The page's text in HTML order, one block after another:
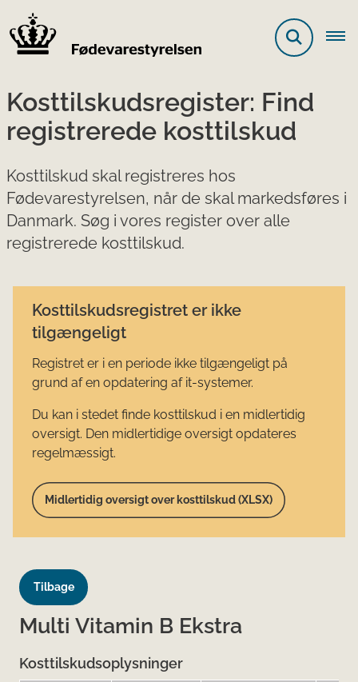
Kosttilskudsregister: Find
registrerede kosttilskud
Kosttilskud skal registreres hos
Fødevarestyrelsen, når de skal markedsføres i
Danmark. Søg i vores register over alle
registrerede kosttilskud.
Kosttilskudsregistret er ikke
tilgængeligt
Registret er i en periode ikke tilgængeligt på
grund af en opdatering af it-systemer.
Du kan i stedet finde kosttilskud i en midlertidig
oversigt. Den midlertidige oversigt opdateres
regelmæssigt.
Midlertidig oversigt over kosttilskud (XLSX)
Tilbage
Multi Vitamin B Ekstra
Kosttilskudsoplysninger